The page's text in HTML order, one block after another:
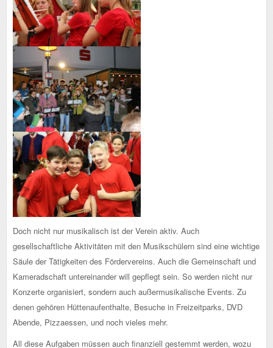
Doch nicht nur musikalisch ist der Verein aktiv. Auch
gesellschaftliche Aktivitäten mit den Musikschülern sind eine wichtige
Säule der Tätigkeiten des Fördervereins. Auch die Gemeinschaft und
Kameradschaft untereinander will gepflegt sein. So werden nicht nur
Konzerte organisiert, sondern auch außermusikalische Events. Zu
denen gehören Hüttenaufenthalte, Besuche in Freizeitparks, DVD
Abende, Pizzaessen, und noch vieles mehr.
All diese Aufgaben müssen auch finanziell gestemmt werden, wozu